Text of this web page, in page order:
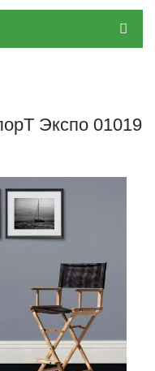
Экспо 01019